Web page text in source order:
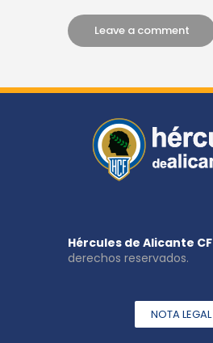
Hércules de Alicante CF
derechos reservados.
NOTA LEGAL